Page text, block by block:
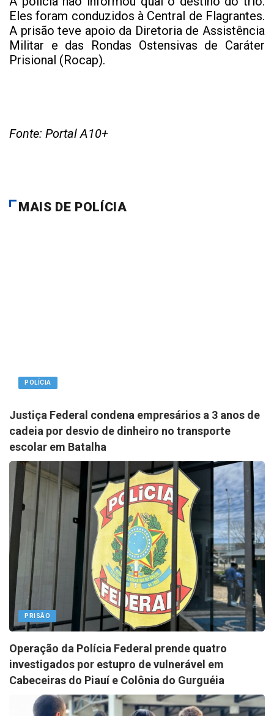
Eles foram conduzidos à Central de Flagrantes.
A prisão teve apoio da Diretoria de Assistência
Militar e das Rondas Ostensivas de Caráter
Prisional (Rocap).
Fonte: Portal A10+
MAIS DE POLÍCIA
POLÍCIA
Justiça Federal condena empresários a 3 anos de
cadeia por desvio de dinheiro no transporte
escolar em Batalha
PRISÃO
Operação da Polícia Federal prende quatro
investigados por estupro de vulnerável em
Cabeceiras do Piauí e Colônia do Gurguéia